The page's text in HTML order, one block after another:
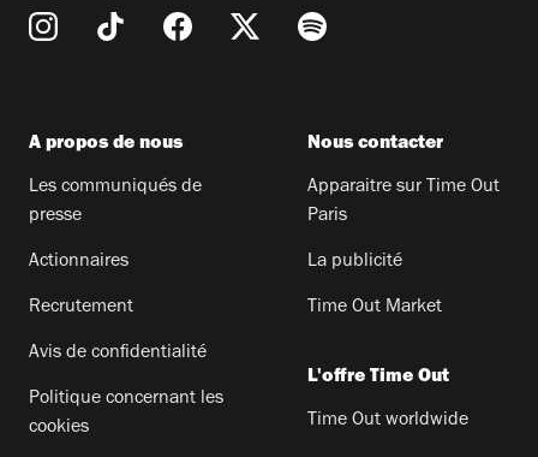
A propos de nous
Les communiqués de
presse
Actionnaires
Recrutement
Avis de confidentialité
Politique concernant les
cookies
Nous contacter
Apparaitre sur Time Out
Paris
La publicité
Time Out Market
L'offre Time Out
Time Out worldwide